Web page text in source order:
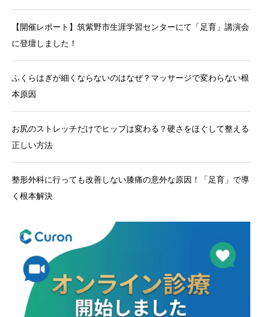
【開催レポート】筑紫野市生涯学習センターにて「足育」講演会
に登壇しました！
ふくらはぎが細くならないのはなぜ？マッサージで変わらない根
本原因
お尻のストレッチだけでヒップは変わる？硬さをほぐして整える
正しい方法
整形外科に行っても改善しない膝痛の意外な原因！「足育」で導
く根本解決